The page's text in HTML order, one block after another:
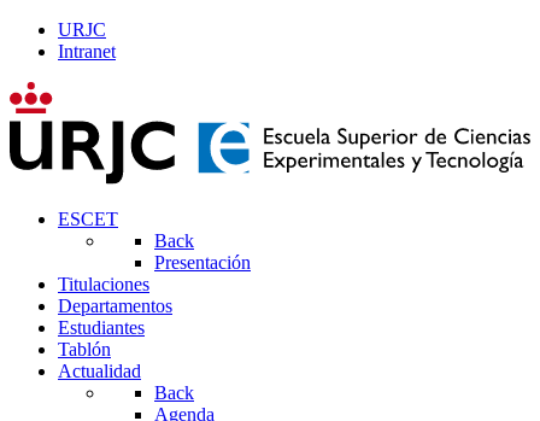
URJC
Intranet
ESCET
Back
Presentación
Titulaciones
Departamentos
Estudiantes
Tablón
Actualidad
Back
Agenda